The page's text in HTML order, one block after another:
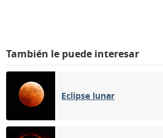
También le puede interesar
Eclipse lunar